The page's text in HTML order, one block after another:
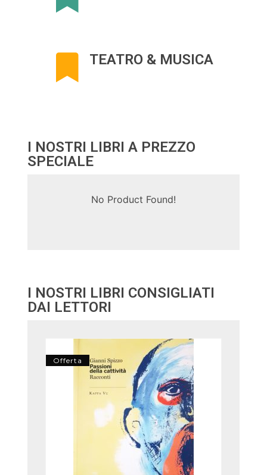
TEATRO & MUSICA
I NOSTRI LIBRI A PREZZO
SPECIALE
No Product Found!
I NOSTRI LIBRI CONSIGLIATI
DAI LETTORI
Offerta